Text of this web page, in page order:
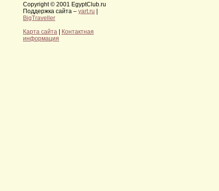
Copyright © 2001 EgyptClub.ru
Поддержка сайта – yart.ru |
BigTraveller
Карта сайта | Контактная
информация